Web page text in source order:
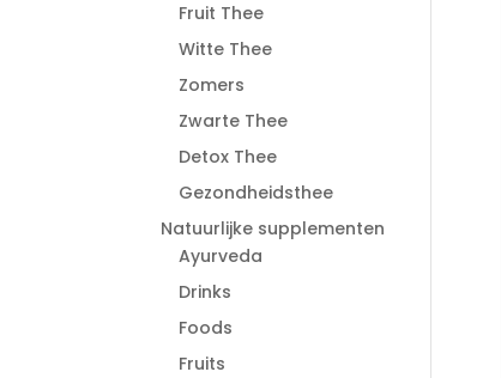
Fruit Thee
Witte Thee
Zomers
Zwarte Thee
Detox Thee
Gezondheidsthee
Natuurlijke supplementen
Ayurveda
Drinks
Foods
Fruits